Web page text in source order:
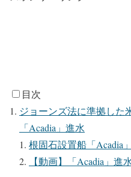
目次
ジョーンズ法に準拠した
「Acadia」進水
根固石設置船「Acadia」
【動画】「Acadia」進